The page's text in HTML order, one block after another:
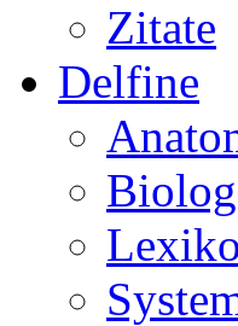
Zitate
Delfine